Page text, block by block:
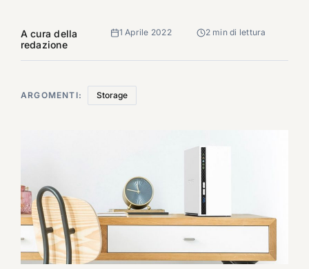
A cura della
redazione
1 Aprile 2022 2 min di lettura
ARGOMENTI: Storage